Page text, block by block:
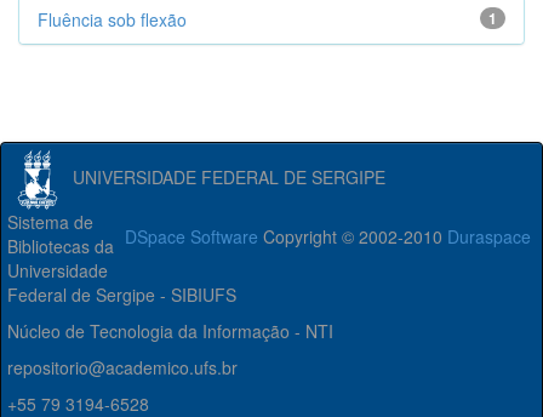
1
Fluência sob flexão
UNIVERSIDADE FEDERAL DE SERGIPE
DSpace Software Copyright © 2002-2010 Duraspace
Sistema de
Bibliotecas da
Universidade
Federal de Sergipe - SIBIUFS
Núcleo de Tecnologia da Informação - NTI
repositorio@academico.ufs.br
+55 79 3194-6528